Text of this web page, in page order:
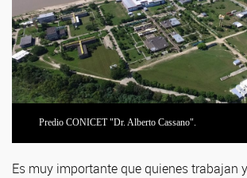
Predio CONICET "Dr. Alberto Cassano".
Es muy importante que quienes trabajan